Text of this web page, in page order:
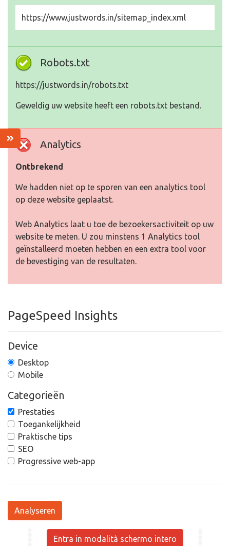
https://www.justwords.in/sitemap_index.xml
Robots.txt
https://justwords.in/robots.txt
Geweldig uw website heeft een robots.txt bestand.
Analytics
Ontbrekend
We hadden niet op te sporen van een analytics tool
op deze website geplaatst.
Web Analytics laat u toe de bezoekersactiviteit op uw
website te meten. U zou minstens 1 Analytics tool
geïnstalleerd moeten hebben en een extra tool voor
de bevestiging van de resultaten.
PageSpeed Insights
Device
Desktop
Mobile
Categorieën
Prestaties
Toegankelijkheid
Praktische tips
SEO
Progressive web-app
Analyseren
Entra in modalità schermo intero